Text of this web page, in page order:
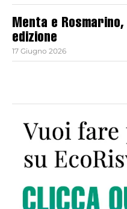
Menta e
edizione
17 Giugno 2026